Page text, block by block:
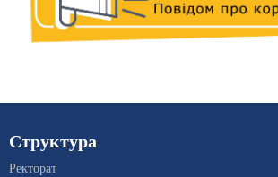
Структура
Ректорат